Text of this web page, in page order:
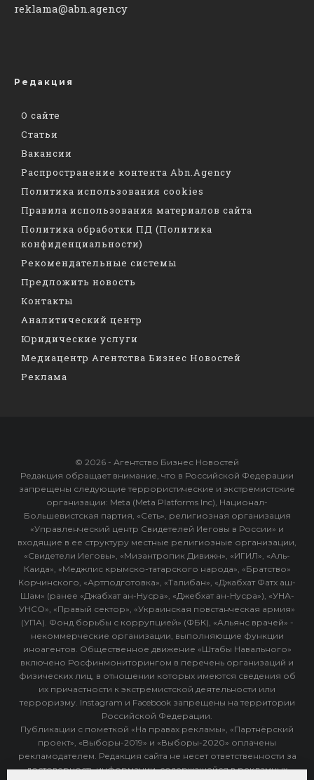
reklama@abn.agency
Редакция
О сайте
Статьи
Вакансии
Распространение контента Abn.Agency
Политика использования cookies
Правила использования материалов сайта
Политика обработки ПД (Политика
конфиденциальности)
Рекомендательные системы
Предложить новость
Контакты
Аналитический центр
Юридические услуги
Медиацентр Агентства Бизнес Новостей
Реклама
© 2026 - Агентство Бизнес Новостей
Редакция обращает внимание, что в Российской Федерации
запрещены следующие террористические и экстремистские
организации: Meta (Meta Platforms Inc), Национал-
Большевистская партия, «Сеть», религиозная организация
«Управленческий центр Свидетелей Иеговы в России» и
входящие в ее структуру местные религиозные организации,
«Свидетели Иеговы», «Мизантропик Дивижн», «ИГИЛ», «Аль-
Каида», «Меджлис крымско-татарского народа», «Братство»
Корчинского, «Артподготовка», «Талибан», «Джабхат Фатх аш-
Шам» (ранее «Джабхат ан-Нусра», «Джебхат ан-Нусра»), «УНА-
УНСО», «Правый сектор», «Украинская повстанческая армия»
(УПА). Фонд борьбы с коррупцией» (ФБК), «Альянс врачей» -
некоммерческие организации, выполняющие функции
иноагентов. Общественное движение «Штабы Навального»
включено Росфинмониторингом в перечень организаций и
физических лиц, в отношении которых имеются сведения об
их причастности к экстремистской деятельности или
терроризму. Instagram и Facebook запрещены на территории
Российской Федерации.
Публикации с пометкой «На правах рекламы», «Партнёрский
проект», «Выборы-2019» и «Выборы-2020» оплачены
рекламодателем. Редакция сайта не несет ответственности за
достоверность информации, содержащейся в рекламных